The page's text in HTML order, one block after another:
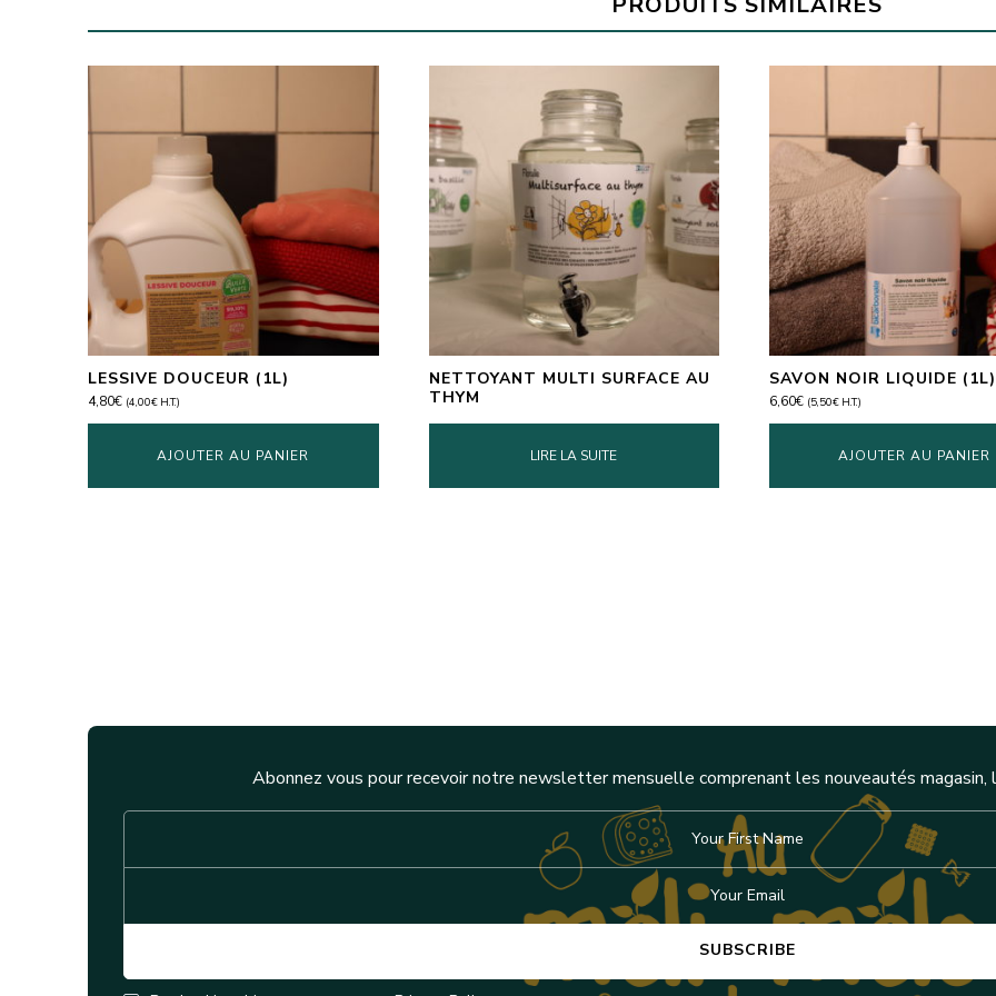
LESSIVE DOUCEUR (1L)
4,80€ (4,00€ H.T.)
AJOUTER AU PANIER
NETTOYANT MULTI SURFACE AU
THYM
LIRE LA SUITE
SAVON NOIR LIQUIDE (1L)
6,60€ (5,50€ H.T.)
AJOUTER AU PANIER
Abonnez vous pour recevoir notre newsletter mensuelle comprenant les nouveautés